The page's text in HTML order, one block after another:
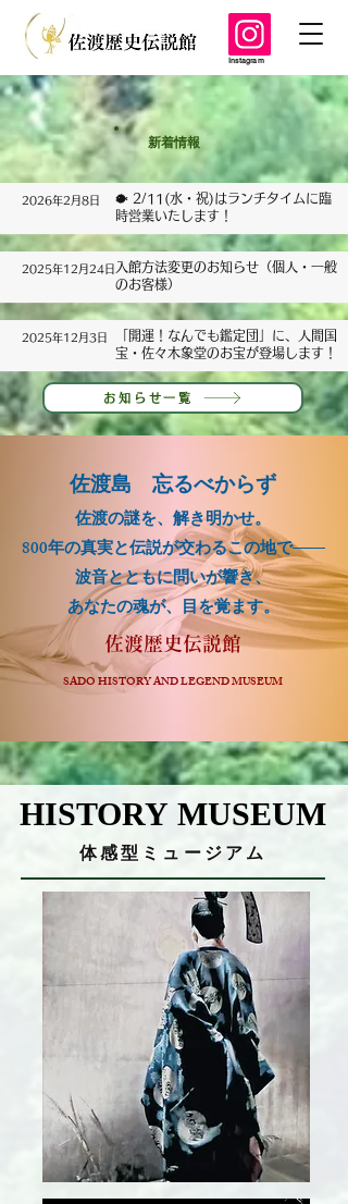
Instagram
新着情報
2026年2月8日
🐡 2/11(水・祝)はランチタイムに臨
時営業いたします！
2025年12月24日 入館方法変更のお知らせ（個人・一般
のお客様）
2025年12月3日
「開運！なんでも鑑定団」に、人間国
宝・佐々木象堂のお宝が登場します！
お知らせ一覧
佐渡島 忘るべからず
佐渡の謎を、解き明かせ。
800年の真実と伝説が交わるこの地で——
波音とともに問いが響き、
あなたの魂が、目を覚ます。
佐渡歴史伝説館
SADO HISTORY AND LEGEND MUSEUM
HISTORY MUSEUM
HISTORY MUSEUM
体感型ミュージアム